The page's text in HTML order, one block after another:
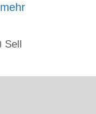
mehr
Kategorien
Sell